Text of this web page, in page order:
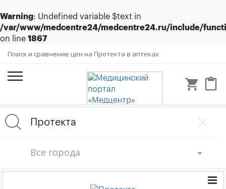
Warning: Undefined variable $text in
/var/www/medcentre24/medcentre24.ru/include/
on line 1867
Поиск и сравнение цен на Протекта в аптеках
shopping_cart content_paste
Все города